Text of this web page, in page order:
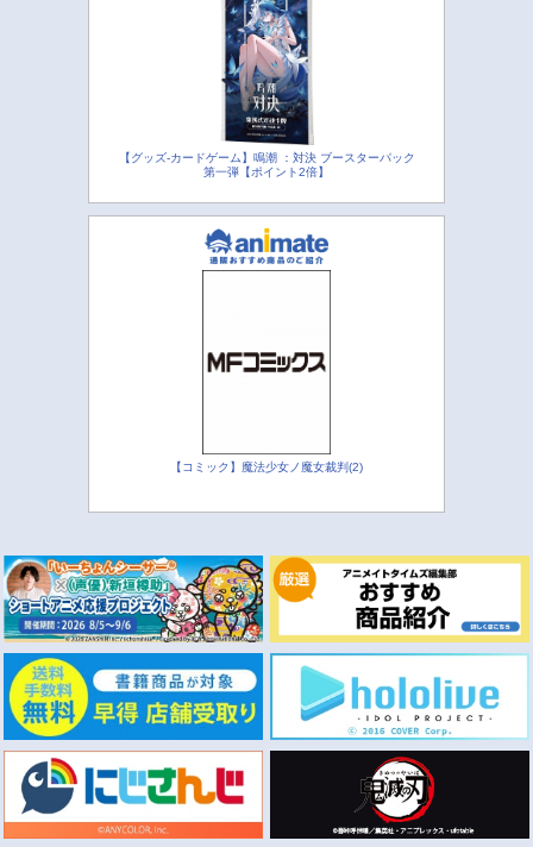
【グッズ-カードゲーム】鳴潮 ：対決 ブースターパック
第一弾【ポイント2倍】
【コミック】魔法少女ノ魔女裁判(2)